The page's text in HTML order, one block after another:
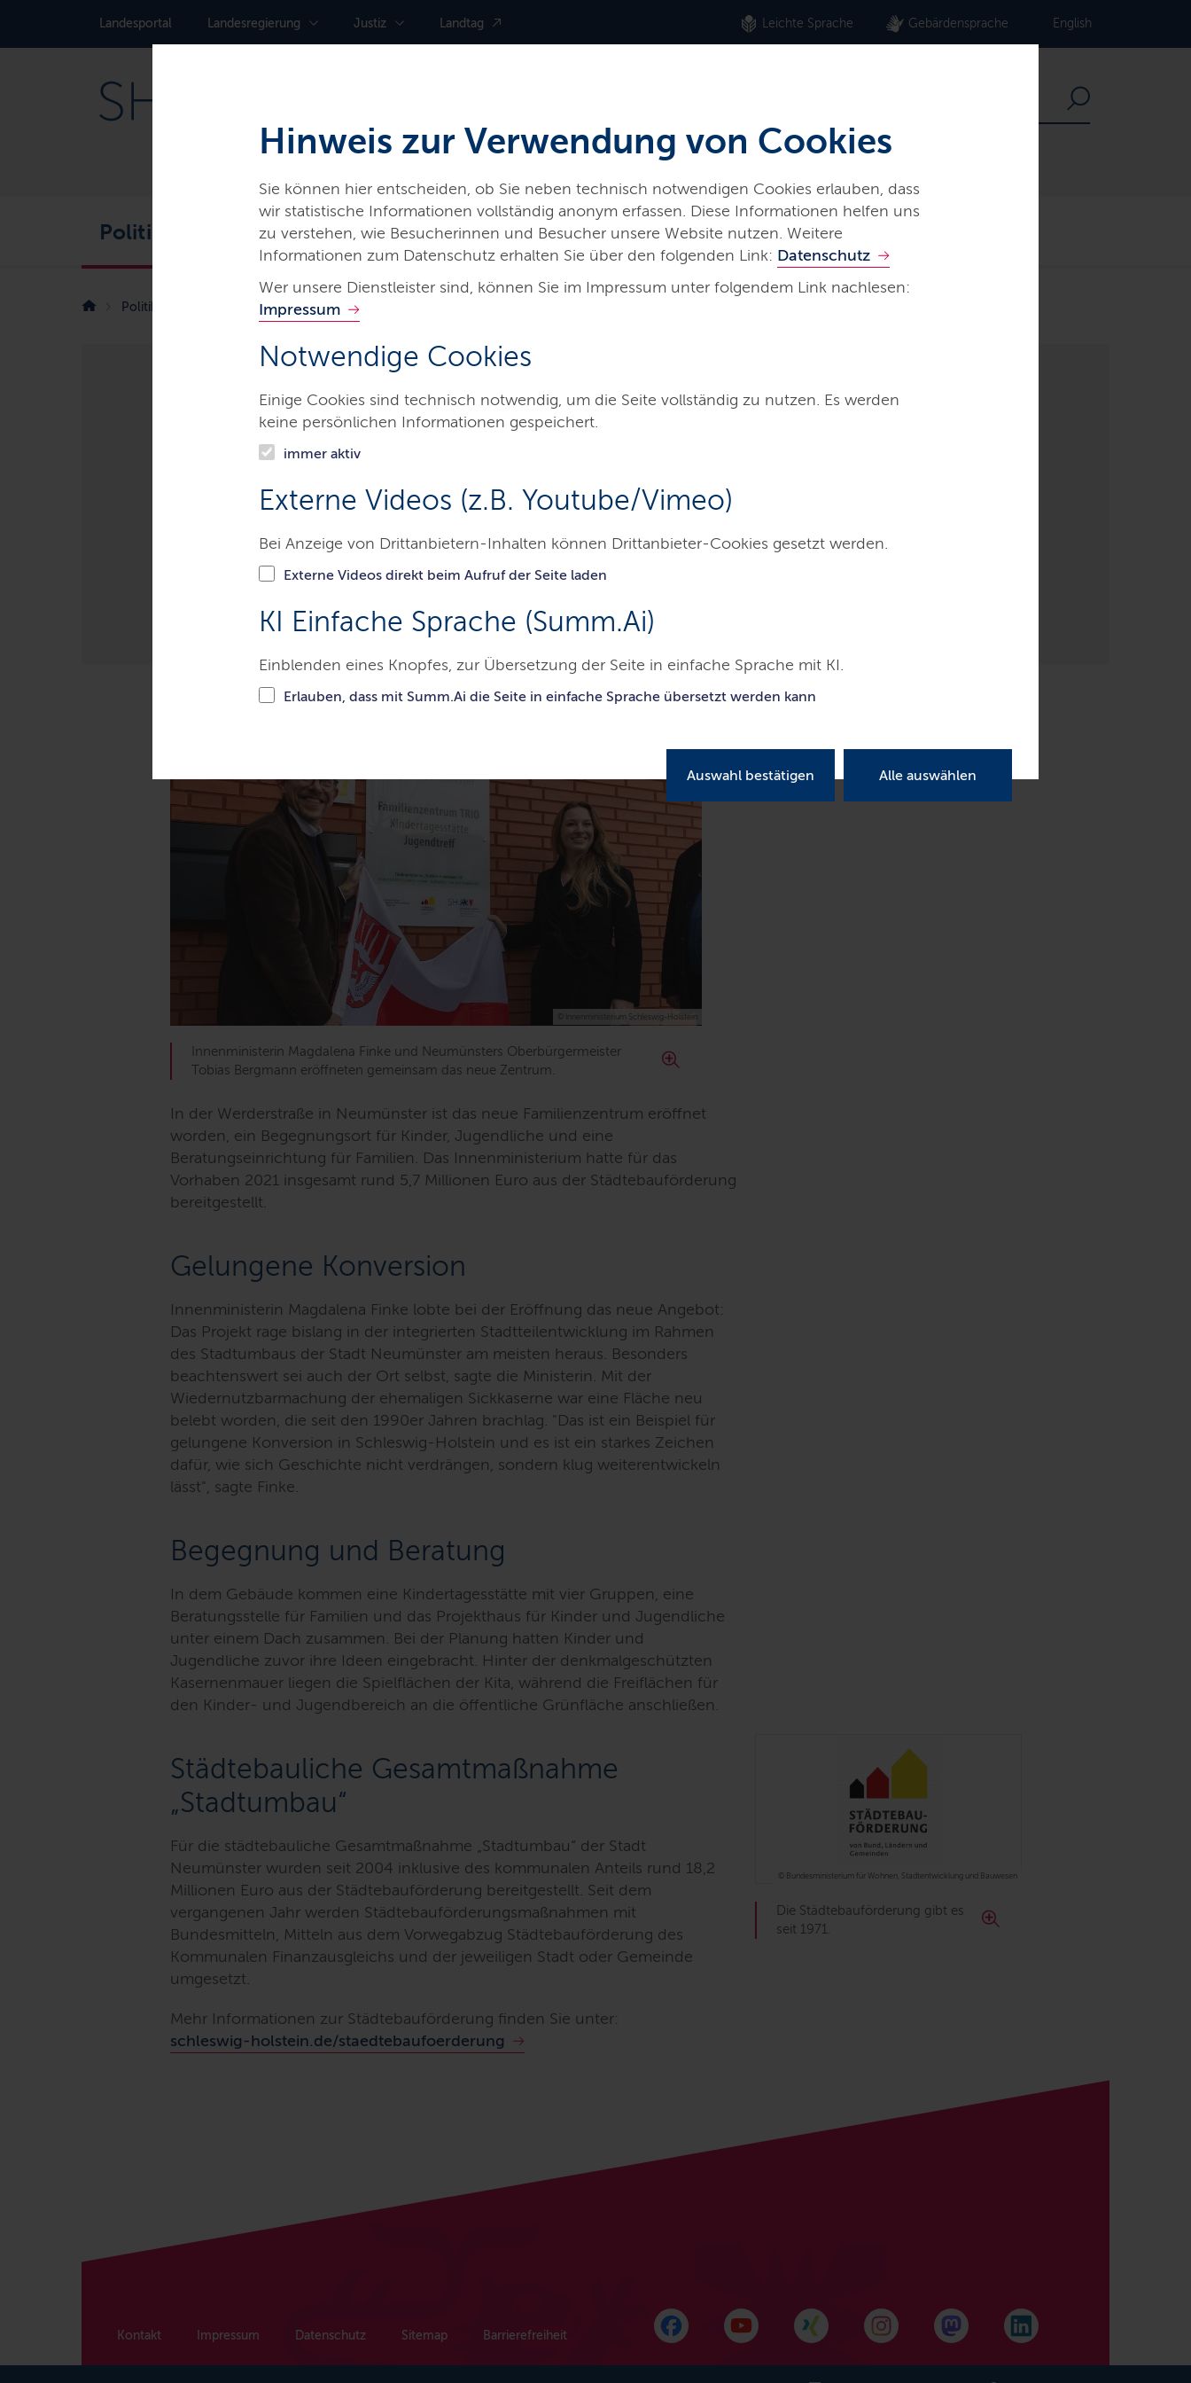
Hinweis zur Verwendung von Cookies
Sie können hier entscheiden, ob Sie neben technisch notwendigen Cookies erlauben, dass
wir statistische Informationen vollständig anonym erfassen. Diese Informationen helfen uns
zu verstehen, wie Besucherinnen und Besucher unsere Website nutzen. Weitere
Informationen zum Datenschutz erhalten Sie über den folgenden Link: Datenschutz
Wer unsere Dienstleister sind, können Sie im Impressum unter folgendem Link nachlesen:
Impressum
Notwendige Cookies
Einige Cookies sind technisch notwendig, um die Seite vollständig zu nutzen. Es werden
keine persönlichen Informationen gespeichert.
immer aktiv
Externe Videos (z.B. Youtube/Vimeo)
Bei Anzeige von Drittanbietern-Inhalten können Drittanbieter-Cookies gesetzt werden.
Externe Videos direkt beim Aufruf der Seite laden
KI Einfache Sprache (Summ.Ai)
Einblenden eines Knopfes, zur Übersetzung der Seite in einfache Sprache mit KI.
Erlauben, dass mit Summ.Ai die Seite in einfache Sprache übersetzt werden kann
Auswahl bestätigen Alle auswählen
Landes­portal Landes­regierung Justiz Landtag Leichte Sprache Gebärdensprache English
Politik Service Karriere Land & Leute Presse Der echte Norden
Politik Neues Familienzentrum eröffnet
Neues Familienzentrum eröffnet
Jugendliche und Familien entstanden – auch dank 5,7 Millionen Euro aus
LETZTE AKTUALISIERUNG: 22.01.2026
Inhalte dieser Seite
© Innenministerium Schleswig-Holstein
Innenministerin Magdalena Finke und Neumünsters Oberbürgermeister
Tobias Bergmann eröffneten gemeinsam das neue Zentrum.
In der Werderstraße in Neumünster ist das neue Familienzentrum eröffnet
worden, ein Begegnungsort für Kinder, Jugendliche und eine
Beratungseinrichtung für Familien. Das Innenministerium hatte für das
Vorhaben 2021 insgesamt rund 5,7 Millionen Euro aus der Städtebauförderung
bereitgestellt.
Gelungene Konversion
Innenministerin Magdalena Finke lobte bei der Eröffnung das neue Angebot:
Das Projekt rage bislang in der integrierten Stadtteilentwicklung im Rahmen
des Stadtumbaus der Stadt Neumünster am meisten heraus. Besonders
beachtenswert sei auch der Ort selbst, sagte die Ministerin. Mit der
Wiedernutzbarmachung der ehemaligen Sickkaserne war eine Fläche neu
belebt worden, die seit den 1990er Jahren brachlag. " Das ist ein Beispiel für
gelungene Konversion in Schleswig-Holstein und es ist ein starkes Zeichen
dafür, wie sich Geschichte nicht verdrängen, sondern klug weiterentwickeln
lässt", sagte Finke.
Begegnung und Beratung
In dem Gebäude kommen eine Kindertagesstätte mit vier Gruppen, eine
Beratungsstelle für Familien und das Projekthaus für Kinder und Jugendliche
unter einem Dach zusammen. Bei der Planung hatten Kinder und
Jugendliche zuvor ihre Ideen eingebracht. Hinter der denkmalgeschützten
Kasernenmauer liegen die Spielflächen der Kita, während die Freiflächen für
den Kinder- und Jugendbereich an die öffentliche Grünfläche anschließen.
© Bundesministerium für Wohnen, Stadtentwicklung und Bauwesen
Die Städtebauförderung gibt es
seit 1971.
Städtebauliche Gesamtmaßnahme
„Stadtumbau“
Für die städtebauliche Gesamtmaßnahme „Stadtumbau“ der Stadt
Neumünster wurden seit 2004 inklusive des kommunalen Anteils rund 18,2
Millionen Euro aus der Städtebauförderung bereitgestellt. Seit dem
vergangenen Jahr werden Städtebauförderungsmaßnahmen mit
Bundesmitteln, Mitteln aus dem Vorwegabzug Städtebauförderung des
Kommunalen Finanzausgleichs und der jeweiligen Stadt oder Gemeinde
umgesetzt.
Mehr Informationen zur Städtebauförderung finden Sie unter:
schleswig-holstein.de/staedtebaufoerderung
Kontakt Impressum Datenschutz Sitemap Barrierefreiheit